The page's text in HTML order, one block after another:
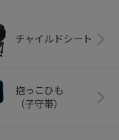
チャイルドシート
抱っこひも
（子守帯）